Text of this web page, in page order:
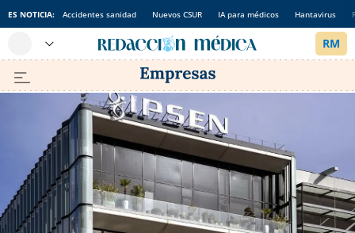
ES NOTICIA: Accidentes sanidad Nuevos CSUR IA para médicos Hantavirus